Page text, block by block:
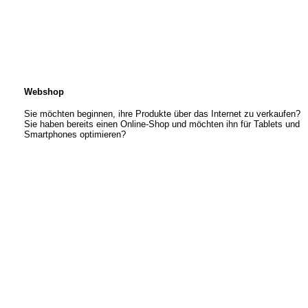
Webshop
Sie möchten beginnen, ihre Produkte über das Internet zu verkaufen?
Sie haben bereits einen Online-Shop und möchten ihn für Tablets und
Smartphones optimieren?